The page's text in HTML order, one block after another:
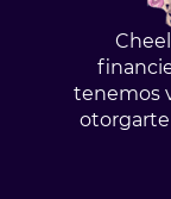
tenemos
otorgarte